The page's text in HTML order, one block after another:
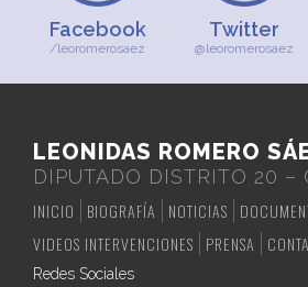
Facebook
/leoromerosaez
Twitter
@leoromerosaez
LEONIDAS ROMERO
DIPUTADO DISTRITO 20 –
INICIO
BIOGRAFÍA NOTICIAS
VIDEOS INTERVENCIONES
PRENSA
Redes Sociales